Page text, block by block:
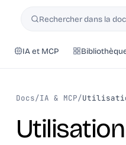
Rechercher
Rechercher dans la
IA et MCP
Docs/IA & MCP/